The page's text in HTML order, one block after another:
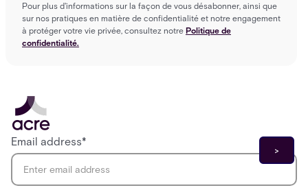
Pour plus d'informations sur la façon de vous désabonner, ainsi que
sur nos pratiques en matière de confidentialité et notre engagement
à protéger votre vie privée, consultez notre Politique de
confidentialité.
Email address*